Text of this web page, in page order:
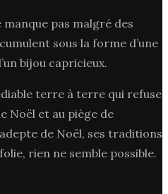
pas malgré des
sous la forme d’une
bijou capricieux.
terre à terre qui refuse
Noël et au piège de
de Noël, ses traditions
rien ne semble possible.